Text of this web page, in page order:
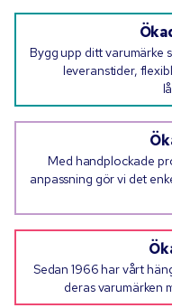
Bygg upp ditt varumärke
leveranstider,
Med handplockade
anpassning gör vi det
Sedan 1966 har vårt
deras varumärken